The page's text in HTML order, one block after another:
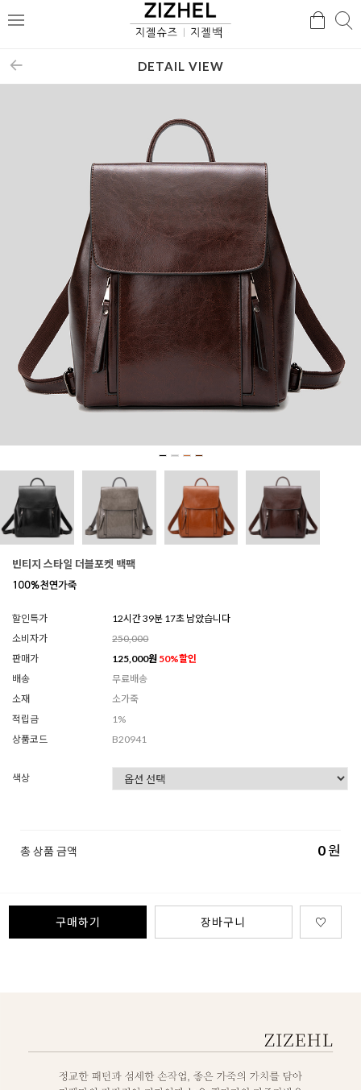
메
검
DETAIL VIEW
빈티지 스타일 더블포켓 백팩
할인특가
12시간 39분 15초 남았습니다
소비자가
250,000
판매가
125,000원 50%할인
배송
무료배송
소재
소가죽
적립금
1%
상품코드
B20941
색상
총 상품 금액 0원
구매하기 장바구니 ♡